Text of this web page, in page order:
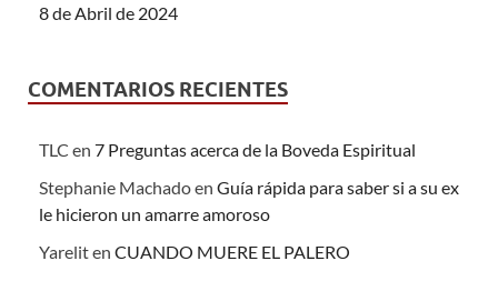
8 de Abril de 2024
COMENTARIOS RECIENTES
TLC en 7 Preguntas acerca de la Boveda Espiritual
Stephanie Machadoen Guía rápida para saber si a su ex
le hicieron un amarre amoroso
Yareliten CUANDO MUERE EL PALERO